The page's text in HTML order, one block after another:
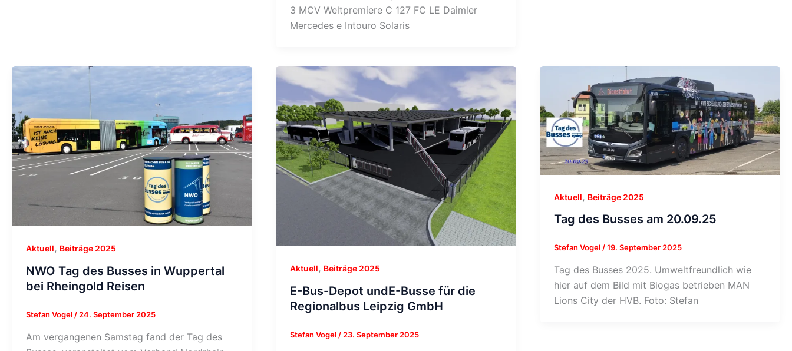
3 MCV Weltpremiere C 127 FC LE Daimler
Mercedes e Intouro Solaris
Aktuell, Beiträge 2025
NWO Tag des Busses in Wuppertal
bei Rheingold Reisen
Stefan Vogel / 24. September 2025
Am vergangenen Samstag fand der Tag des
Aktuell, Beiträge 2025
E-Bus-Depot undE-Busse für die
Regionalbus Leipzig GmbH
Stefan Vogel / 23. September 2025
Aktuell, Beiträge 2025
Tag des Busses am 20.09.25
Stefan Vogel/19. September 2025
Tag des Busses 2025. Umweltfreundlich wie
hier auf dem Bild mit Biogas betrieben MAN
Lions City der HVB. Foto: Stefan